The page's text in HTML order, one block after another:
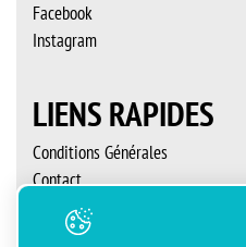
Facebook
Instagram
LIENS RAPIDES
Conditions Générales
Contact